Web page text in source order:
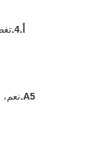
أ.4.
A5.